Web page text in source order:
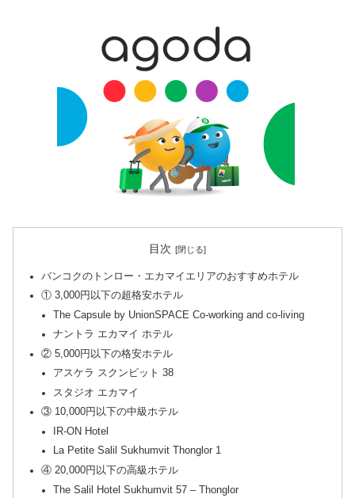
目次
バンコクのトンロー・エカマイエリアのおすすめホテル
① 3,000円以下の超格安ホテル
The Capsule by UnionSPACE Co-working and co-living
ナントラ エカマイ ホテル
② 5,000円以下の格安ホテル
アスケラ スクンビット 38
スタジオ エカマイ
③ 10,000円以下の中級ホテル
IR-ON Hotel
La Petite Salil Sukhumvit Thonglor 1
④ 20,000円以下の高級ホテル
The Salil Hotel Sukhumvit 57 – Thonglor